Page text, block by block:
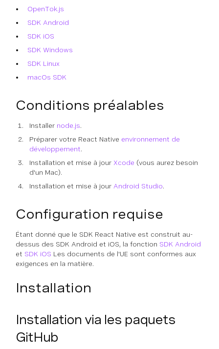
OpenTok.js
SDK Android
SDK iOS
SDK Windows
SDK Linux
macOs SDK
Conditions préalables
Installer node.js.
Préparer votre React Native environnement de
développement.
Installation et mise à jour Xcode (vous aurez besoin
d'un Mac).
Installation et mise à jour Android Studio.
Configuration requise
Étant donné que le SDK React Native est construit au-
dessus des SDK Android et iOS, la fonction SDK Android
et SDK iOS Les documents de l'UE sont conformes aux
exigences en la matière.
Installation
Installation via les paquets
GitHub